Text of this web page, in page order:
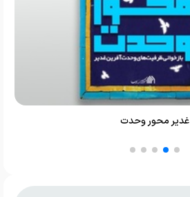
غدیر محور وحدت